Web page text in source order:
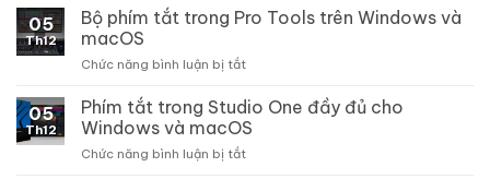
Compressor
là
05
Th12
Bộ phím tắt trong Pro Tools trên Windows và
macOS
Chức năng bình luận bị tắtở
phím
tắt
trong
Pro
05
Th12
Phím tắt trong Studio One đầy đủ cho
Windows và macOS
Chức năng bình luận bị tắtở